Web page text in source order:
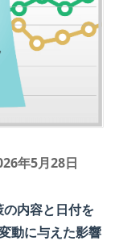
年5月28日
の内容と日付を
動に与えた影響